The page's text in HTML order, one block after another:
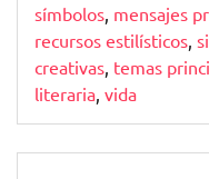
símbolos, mensajes
recursos estilísticos,
creativas, temas
literaria, vida